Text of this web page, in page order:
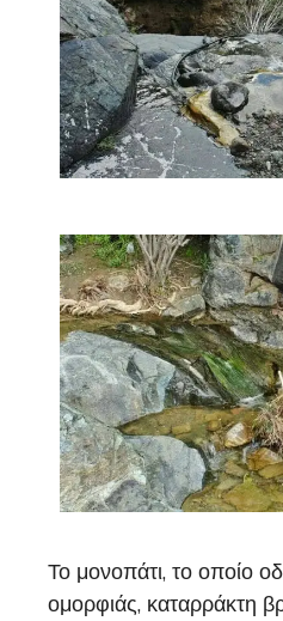
Το μονοπάτι, το οποίο
ομορφιάς, καταρράκτη